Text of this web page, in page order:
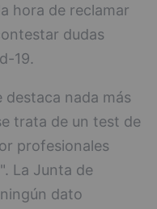
hora de reclamar
dudas
19.
destaca nada más
trata de un test de
profesionales
La Junta de
dato